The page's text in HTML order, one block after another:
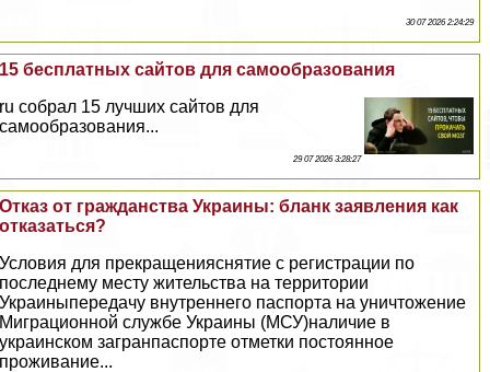
30 07 2026 2:24:29
15 бесплатных сайтов для самообразования
ru собрал 15 лучших сайтов для
самообразования...
29 07 2026 3:28:27
Отказ от гражданства Украины: бланк заявления как
отказаться?
Условия для прекращенияснятие с регистрации по
последнему месту жительства на территории
Украиныпередачу внутреннего паспорта на уничтожение
Миграционной службе Украины (МСУ)наличие в
украинском загранпаспорте отметки постоянное
проживание...